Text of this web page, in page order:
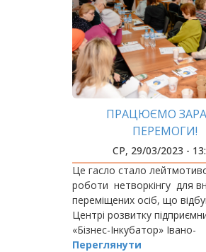
ПРАЦЮЄМО
ПЕРЕМОГИ!
СР, 29/03/2023 -
Це гасло стало
роботи нетворкінгу для
переміщених осіб, що
Центрі розвитку
«Бізнес-Інкубатор» Івано-
Франківського
Переглянути